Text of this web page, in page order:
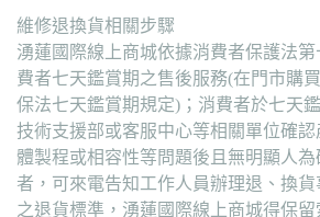
維修退換貨相關步驟
湧蓮國際線上商城依據消費者保護法
費者七天鑑賞期之售後服務(在門市購
保法七天鑑賞期規定)；消費者於七天
技術支援部或客服中心等相關單位確
體製程或相容性等問題後且無明顯人
者，可來電告知工作人員辦理退、換
之退貨標準，湧蓮國際線上商城得保